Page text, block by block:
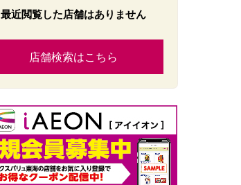
最近閲覧した店舗はありません
店舗検索はこちら